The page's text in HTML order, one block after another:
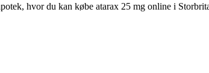
hvor du kan købe atarax 25 mg online i